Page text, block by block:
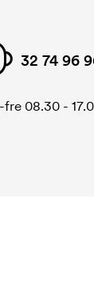
32 74 96
fre 08.30 -